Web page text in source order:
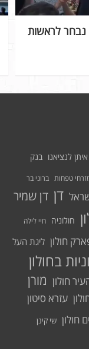
שי קינן נבחר לראשות
איתן לנציאנו בנק
טפחות ברוני בר
דן דן שמיר
חולוניה חיי לילה
חולון ליגת העל
בחולון
חולון מורן
עזרא סיטון
חולון שי קינן